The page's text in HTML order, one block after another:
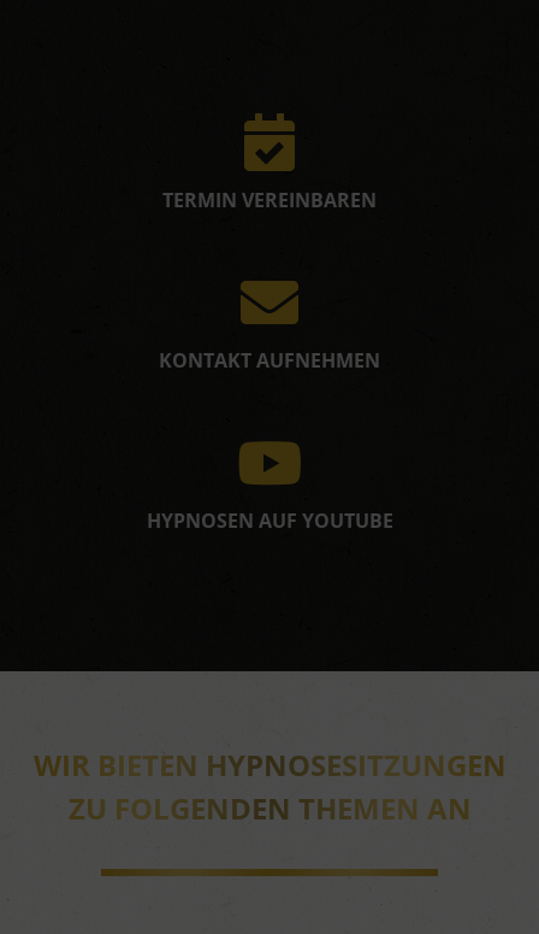
TERMIN VEREINBAREN
KONTAKT AUFNEHMEN
HYPNOSEN AUF YOUTUBE
WIR BIETEN HYPNOSESITZUNGEN
ZU FOLGENDEN THEMEN AN